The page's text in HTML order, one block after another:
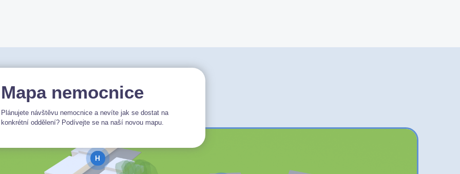
Mapa nemocnice
Plánujete návštěvu nemocnice a nevíte jak se dostat na
konkrétní oddělení? Podívejte se na naší novou mapu.
H